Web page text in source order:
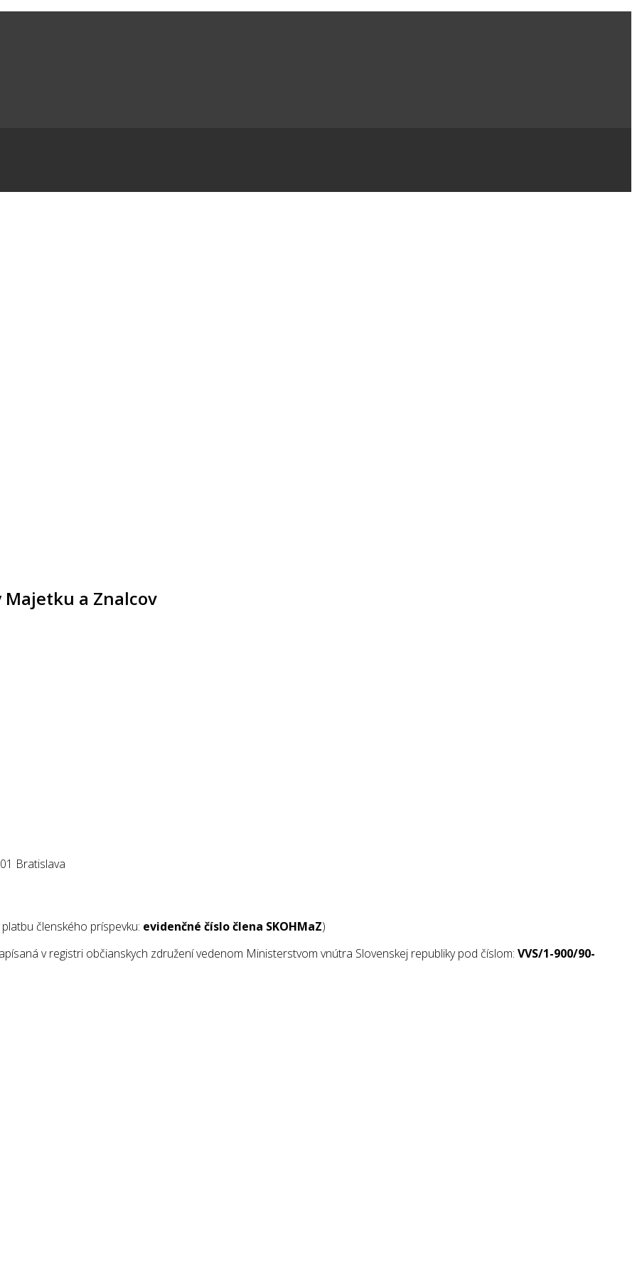
Majetku a Znalcov
Bratislava
členského príspevku: evidenčné číslo člena SKOHMaZ)
v registri občianskych združení vedenom Ministerstvom vnútra Slovenskej republiky pod číslom: VVS/1-900/90-